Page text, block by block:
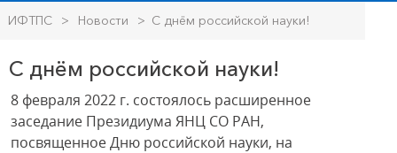
ИФТПС > Новости > С днём российской науки!
С днём российской науки!
8 февраля 2022 г. состоялось расширенное
заседание Президиума ЯНЦ СО РАН,
посвященное Дню российской науки, на